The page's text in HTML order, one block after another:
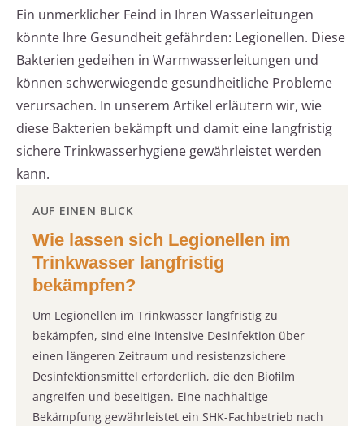
Ein unmerklicher Feind in Ihren Wasserleitungen
könnte Ihre Gesundheit gefährden: Legionellen. Diese
Bakterien gedeihen in Warmwasserleitungen und
können schwerwiegende gesundheitliche Probleme
verursachen. In unserem Artikel erläutern wir, wie
diese Bakterien bekämpft und damit eine langfristig
sichere Trinkwasserhygiene gewährleistet werden
kann.
AUF EINEN BLICK
Wie lassen sich Legionellen im
Trinkwasser langfristig
bekämpfen?
Um Legionellen im Trinkwasser langfristig zu
bekämpfen, sind eine intensive Desinfektion über
einen längeren Zeitraum und resistenzsichere
Desinfektionsmittel erforderlich, die den Biofilm
angreifen und beseitigen. Eine nachhaltige
Bekämpfung gewährleistet ein SHK-Fachbetrieb nach